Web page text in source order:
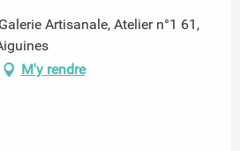
Artisanale, Atelier n°1 61,
M'y rendre